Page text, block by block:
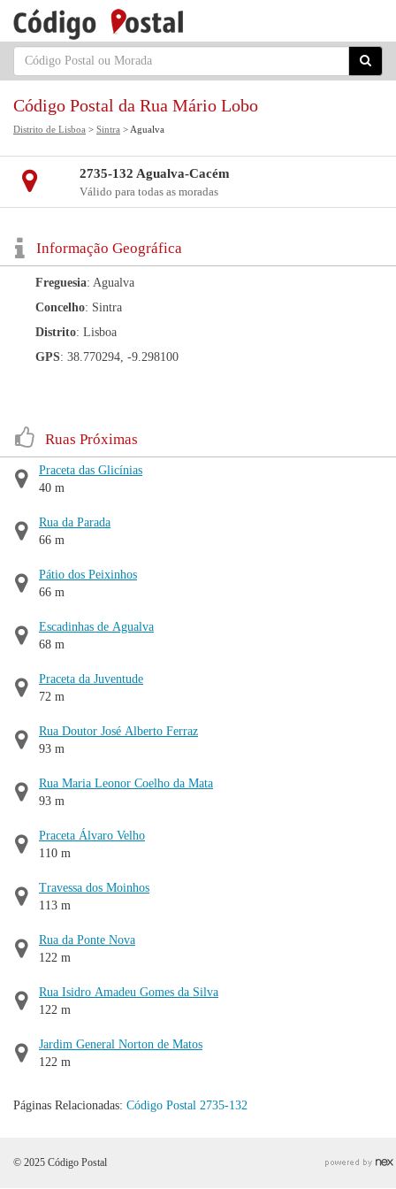
Código Postal da Rua Mário Lobo
Distrito de Lisboa > Sintra > Agualva
2735-132 Agualva-Cacém
Válido para todas as moradas
Informação Geográfica
Freguesia: Agualva
Concelho: Sintra
Distrito: Lisboa
GPS: 38.770294, -9.298100
Ruas Próximas
Praceta das Glicínias
40 m
Rua da Parada
66 m
Pátio dos Peixinhos
66 m
Escadinhas de Agualva
68 m
Praceta da Juventude
72 m
Rua Doutor José Alberto Ferraz
93 m
Rua Maria Leonor Coelho da Mata
93 m
Praceta Álvaro Velho
110 m
Travessa dos Moinhos
113 m
Rua da Ponte Nova
122 m
Rua Isidro Amadeu Gomes da Silva
122 m
Jardim General Norton de Matos
122 m
Páginas Relacionadas: Código Postal 2735-132
© 2025 Código Postal